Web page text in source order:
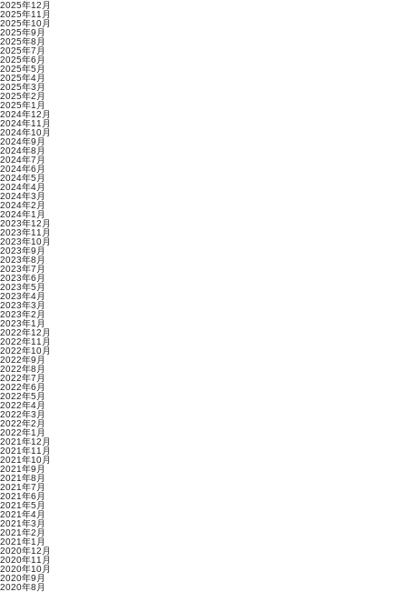
2025年12月
2025年11月
2025年10月
2025年9月
2025年8月
2025年7月
2025年6月
2025年5月
2025年4月
2025年3月
2025年2月
2025年1月
2024年12月
2024年11月
2024年10月
2024年9月
2024年8月
2024年7月
2024年6月
2024年5月
2024年4月
2024年3月
2024年2月
2024年1月
2023年12月
2023年11月
2023年10月
2023年9月
2023年8月
2023年7月
2023年6月
2023年5月
2023年4月
2023年3月
2023年2月
2023年1月
2022年12月
2022年11月
2022年10月
2022年9月
2022年8月
2022年7月
2022年6月
2022年5月
2022年4月
2022年3月
2022年2月
2022年1月
2021年12月
2021年11月
2021年10月
2021年9月
2021年8月
2021年7月
2021年6月
2021年5月
2021年4月
2021年3月
2021年2月
2021年1月
2020年12月
2020年11月
2020年10月
2020年9月
2020年8月